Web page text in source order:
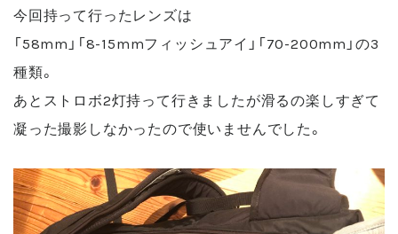
今回持って行ったレンズは
「58mm」「8-15mmフィッシュアイ」「70-200mm」の3
種類。
あとストロボ2灯持って行きましたが滑るの楽しすぎて
凝った撮影しなかったので使いませんでした。